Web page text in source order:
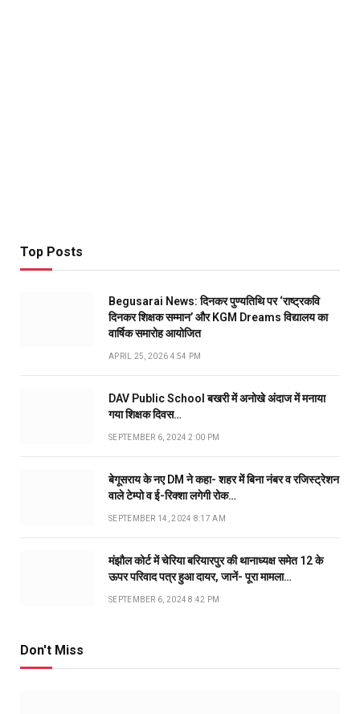
Top Posts
Begusarai News: दिनकर पुण्यतिथि पर ‘राष्ट्रकवि
दिनकर शिक्षक सम्मान’ और KGM Dreams विद्यालय का
वार्षिक समारोह आयोजित
APRIL 25, 2026 4:54 PM
DAV Public School बखरी में अनोखे अंदाज में मनाया
गया शिक्षक दिवस…
SEPTEMBER 6, 2024 2:00 PM
बेगूसराय के नए DM ने कहा- शहर में बिना नंबर व रजिस्ट्रेशन
वाले टेम्पो व ई-रिक्शा लगेगी रोक…
SEPTEMBER 14, 2024 8:17 AM
मंझौल कोर्ट में चेरिया बरियारपुर की थानाध्यक्ष समेत 12 के
ऊपर परिवाद पत्र हुआ दायर, जानें- पूरा मामला…
SEPTEMBER 6, 2024 8:42 PM
Don't Miss